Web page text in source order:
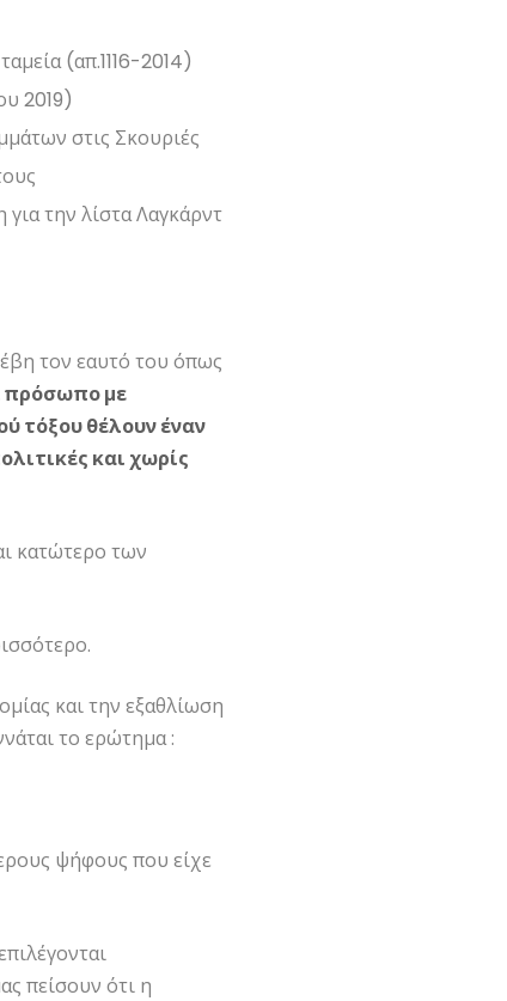
(απ.1116-2014)
2019)
στις Σκουριές
την λίστα Λαγκάρντ
τον εαυτό του όπως
πρόσωπο με
τόξου θέλουν έναν
και χωρίς
κατώτερο των
και την εξαθλίωση
το ερώτημα :
ψήφους που είχε
πείσουν ότι η